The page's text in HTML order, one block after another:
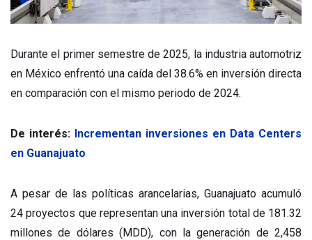
Durante el primer semestre de 2025, la industria automotriz
en México enfrentó una caída del 38.6% en inversión directa
en comparación con el mismo periodo de 2024.
De interés: Incrementan inversiones en Data Centers
en Guanajuato
A pesar de las políticas arancelarias, Guanajuato acumuló
24 proyectos que representan una inversión total de 181.32
millones de dólares (MDD), con la generación de 2,458